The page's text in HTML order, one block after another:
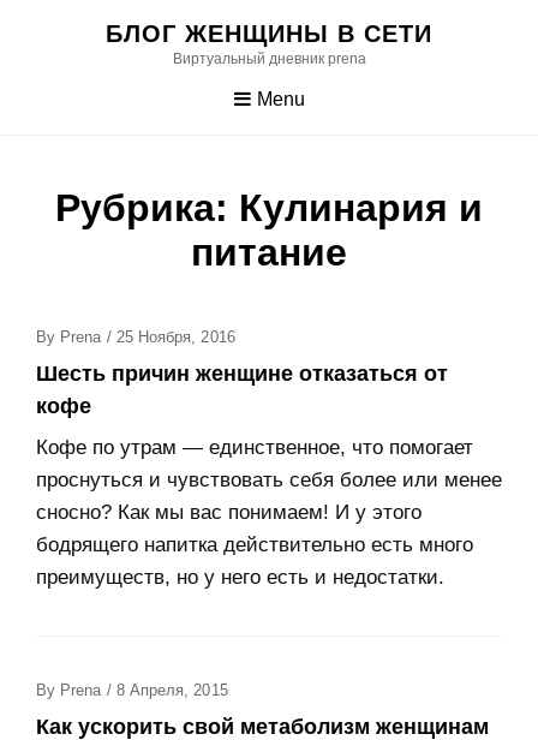
БЛОГ ЖЕНЩИНЫ В СЕТИ
Виртуальный дневник prena
Menu
Рубрика: Кулинария и
питание
By Prena/ Posted
25 Ноября, 2016
Шесть причин женщине отказаться от
кофе
Кофе по утрам — единственное, что помогает
проснуться и чувствовать себя более или менее
сносно? Как мы вас понимаем! И у этого
бодрящего напитка действительно есть много
преимуществ, но у него есть и недостатки.
By Prena/ Posted
8 Апреля, 2015
Как ускорить свой метаболизм женщинам